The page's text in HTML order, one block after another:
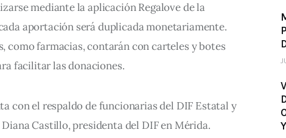
mediante la aplicación Regalove de la
aportación será duplicada monetariamente.
como farmacias, contarán con carteles y botes
facilitar las donaciones.
con el respaldo de funcionarias del DIF Estatal y
Castillo, presidenta del DIF en Mérida.